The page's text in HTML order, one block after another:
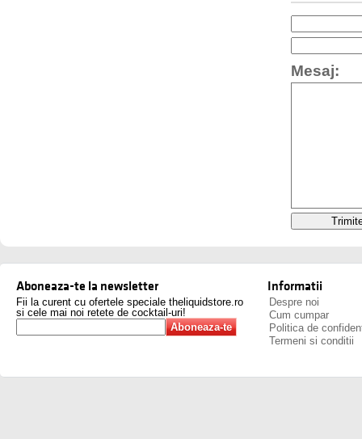
Mesaj:
Aboneaza-te la newsletter
Fii la curent cu ofertele speciale theliquidstore.ro
si cele mai noi retete de cocktail-uri!
Informatii
Despre noi
Cum cumpar
Politica de
Termeni si conditii